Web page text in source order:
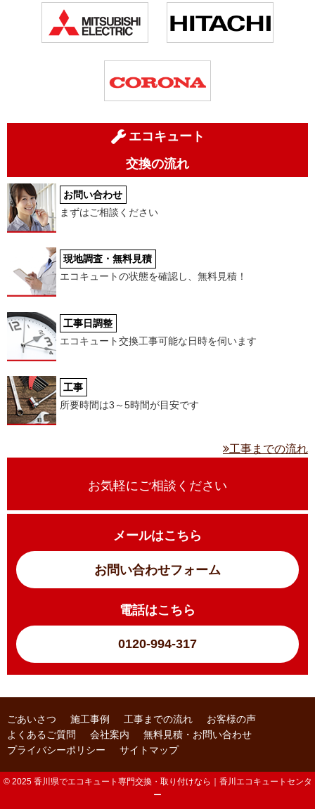
エコキュート
交換の流れ
お問い合わせ
まずはご相談ください
現地調査・無料見積
エコキュートの状態を確認し、無料見積！
工事日調整
エコキュート交換工事可能な日時を伺います
工事
所要時間は3～5時間が目安です
工事までの流れ
お気軽にご相談ください
メールはこちら
お問い合わせフォーム
電話はこちら
0120-994-317
ごあいさつ 施工事例 工事までの流れ
お客様の声
よくあるご質問
会社案内
無料見積・お問い合わせ
プライバシーポリシー
サイトマップ
© 2025 香川県でエコキュート専門交換・取り付けなら｜香川エコキュートセンタ
ー